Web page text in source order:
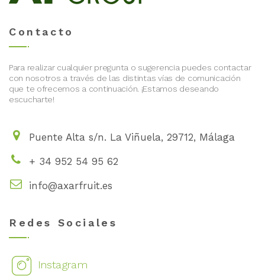
Contacto
Para realizar cualquier pregunta o sugerencia puedes contactar
con nosotros a través de las distintas vías de comunicación
que te ofrecemos a continuación. ¡Estamos deseando
escucharte!
Puente Alta s/n. La Viñuela, 29712, Málaga
+ 34 952 54 95 62
info@axarfruit.es
Redes Sociales
Instagram